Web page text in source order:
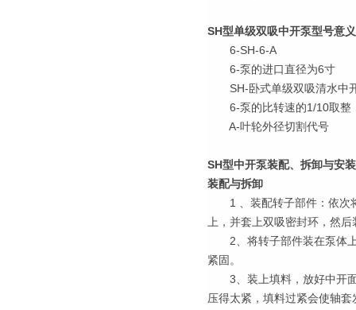
SH型单级双吸中开泵型号意
6-SH-6-A
6-泵的进口直径为6寸
SH-卧式单级双吸清水中
6-泵的比转速的1/10取整
A-叶轮外径切割代号
SH型中开泵装配、拆卸与安装
装配与拆卸
1 、装配转子部件：依次将
上，并套上双吸密封环，然
2、将转子部件装在泵体上
紧固。
3、装上填料，放好中开面
压得太紧，填料过紧会使轴